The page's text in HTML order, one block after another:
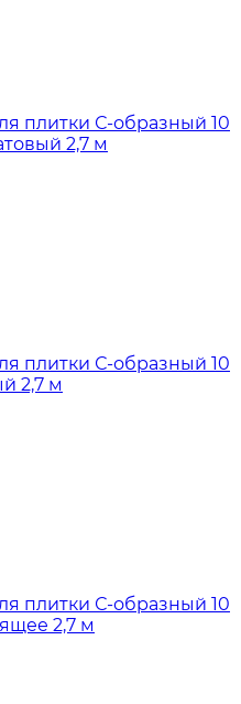
плитки С-образный 10
2,7 м
плитки С-образный 10
2,7 м
плитки С-образный 10
2,7 м